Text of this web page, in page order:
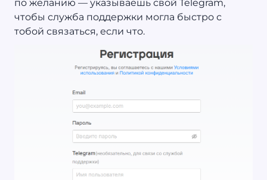
по желанию — указываешь свой Telegram,
чтобы служба поддержки могла быстро с
тобой связаться, если что.